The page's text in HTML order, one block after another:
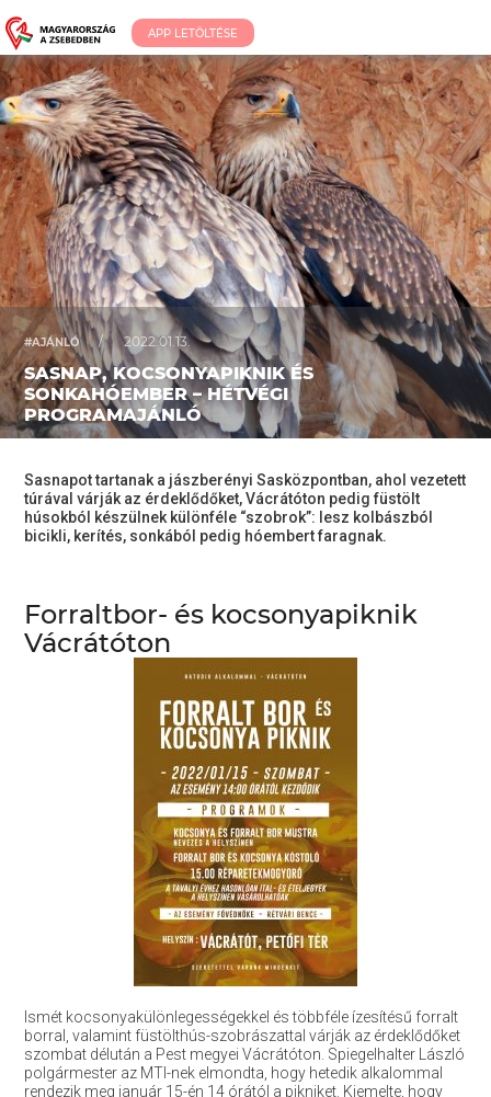
APP LETÖLTÉSE
#AJÁNLÓ / 2022.01.13.
SASNAP, KOCSONYAPIKNIK ÉS
SONKAHÓEMBER – HÉTVÉGI
PROGRAMAJÁNLÓ
Sasnapot tartanak a jászberényi Sasközpontban, ahol vezetett
túrával várják az érdeklődőket, Vácrátóton pedig füstölt
húsokból készülnek különféle “szobrok”: lesz kolbászból
bicikli, kerítés, sonkából pedig hóembert faragnak.
Forraltbor- és kocsonyapiknik
Vácrátóton
Ismét kocsonyakülönlegességekkel és többféle ízesítésű forralt
borral, valamint füstölthús-szobrászattal várják az érdeklődőket
szombat délután a Pest megyei Vácrátóton. Spiegelhalter László
polgármester az MTI-nek elmondta, hogy hetedik alkalommal
rendezik meg január 15-én 14 órától a pikniket. Kiemelte, hogy